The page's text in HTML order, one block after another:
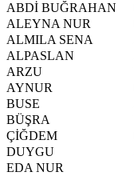
ABDİ BUĞRAHAN
ALEYNA NUR
ALMILA SENA
ALPASLAN
ARZU
AYNUR
BUSE
BÜŞRA
ÇİĞDEM
DUYGU
EDA NUR